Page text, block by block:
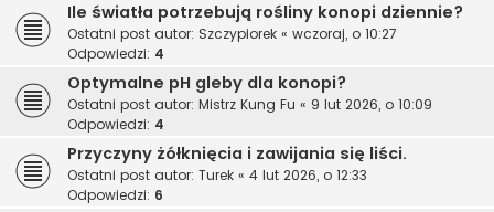
Ile światła potrzebują rośliny konopi dziennie?
Ostatni post autor: Szczypiorek « wczoraj, o 10:27
Odpowiedzi: 4
Optymalne pH gleby dla konopi?
Ostatni post autor: Mistrz Kung Fu « 9 lut 2026, o 10:09
Odpowiedzi: 4
Przyczyny żółknięcia i zawijania się liści.
Ostatni post autor: Turek « 4 lut 2026, o 12:33
Odpowiedzi: 6